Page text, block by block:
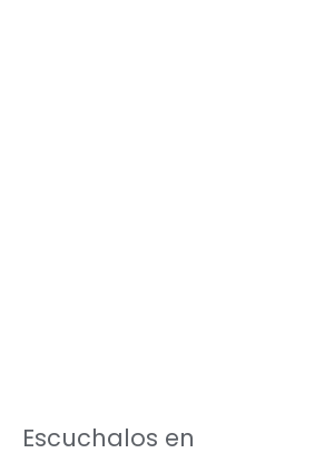
Escuchalos en